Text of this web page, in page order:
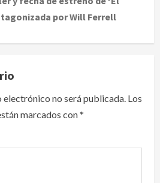
por Will Ferrell
no será publicada. Los
marcados con*